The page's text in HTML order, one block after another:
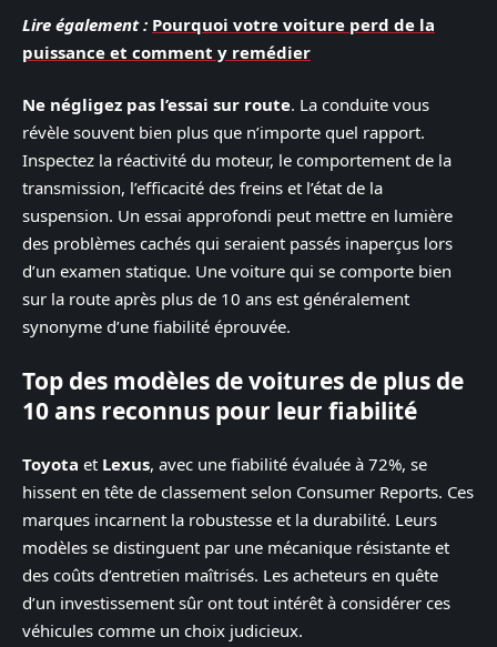
Lire également : Pourquoi votre voiture perd de la
puissance et comment y remédier
Ne négligez pas l’essai sur route. La conduite vous
révèle souvent bien plus que n’importe quel rapport.
Inspectez la réactivité du moteur, le comportement de la
transmission, l’efficacité des freins et l’état de la
suspension. Un essai approfondi peut mettre en lumière
des problèmes cachés qui seraient passés inaperçus lors
d’un examen statique. Une voiture qui se comporte bien
sur la route après plus de 10 ans est généralement
synonyme d’une fiabilité éprouvée.
Top des modèles de voitures de plus de
10 ans reconnus pour leur fiabilité
Toyota et Lexus, avec une fiabilité évaluée à 72%, se
hissent en tête de classement selon Consumer Reports. Ces
marques incarnent la robustesse et la durabilité. Leurs
modèles se distinguent par une mécanique résistante et
des coûts d’entretien maîtrisés. Les acheteurs en quête
d’un investissement sûr ont tout intérêt à considérer ces
véhicules comme un choix judicieux.